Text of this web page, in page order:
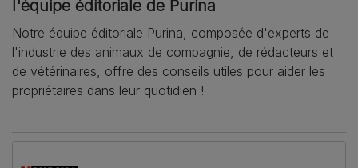
l'équipe éditoriale de Purina
Notre équipe éditoriale Purina, composée d'experts de
l'industrie des animaux de compagnie, de rédacteurs et
de vétérinaires, offre des conseils utiles pour aider les
propriétaires dans leur quotidien !